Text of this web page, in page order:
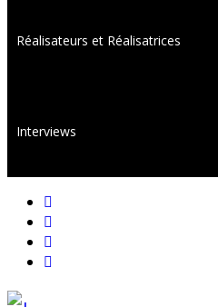
Réalisateurs et Réalisatrices
Interviews